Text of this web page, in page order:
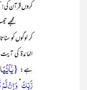
کروں قرآن کی!‘‘
مجھے
کر لوگوں کو
ہے:
رَّبِّکَ ؕ وَ اِنۡ